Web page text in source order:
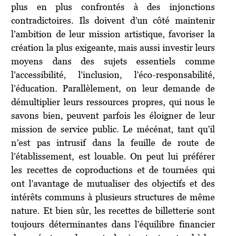
plus en plus confrontés à des injonctions
contradictoires. Ils doivent d’un côté maintenir
l’ambition de leur mission artistique, favoriser la
création la plus exigeante, mais aussi investir leurs
moyens dans des sujets essentiels comme
l’accessibilité, l’inclusion, l’éco-responsabilité,
l’éducation. Parallèlement, on leur demande de
démultiplier leurs ressources propres, qui nous le
savons bien, peuvent parfois les éloigner de leur
mission de service public. Le mécénat, tant qu’il
n’est pas intrusif dans la feuille de route de
l’établissement, est louable. On peut lui préférer
les recettes de coproductions et de tournées qui
ont l’avantage de mutualiser des objectifs et des
intérêts communs à plusieurs structures de même
nature. Et bien sûr, les recettes de billetterie sont
toujours déterminantes dans l’équilibre financier